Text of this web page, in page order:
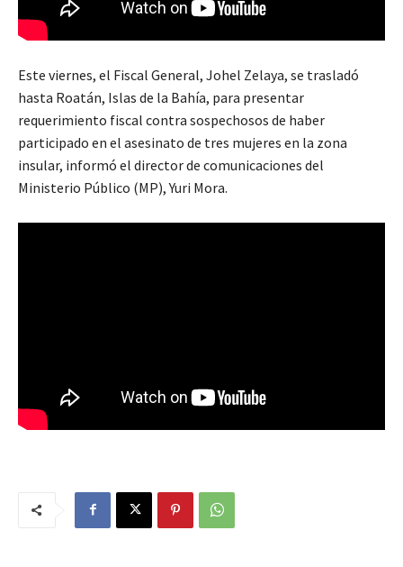
Este viernes, el Fiscal General, Johel Zelaya, se trasladó
hasta Roatán, Islas de la Bahía, para presentar
requerimiento fiscal contra sospechosos de haber
participado en el asesinato de tres mujeres en la zona
insular, informó el director de comunicaciones del
Ministerio Público (MP), Yuri Mora.